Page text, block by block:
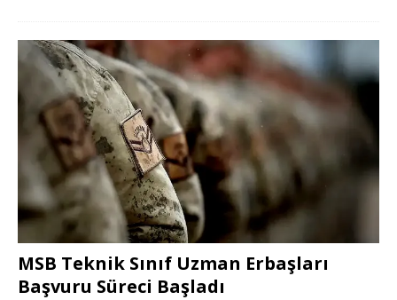
MSB Teknik Sınıf Uzman Erbaşları
Başvuru Süreci Başladı